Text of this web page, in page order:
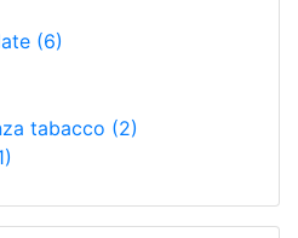
(6)
tabacco (2)